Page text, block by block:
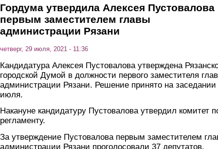
Гордума утвердила Алексея Пустовалова
первым заместителем главы
администрации Рязани
четверг, 29 июля, 2021 - 11:36
Кандидатура Алексея Пустовалова утверждена
городской Думой в должности первого заместителя
администрации Рязани. Решение принято на заседании
июля.
Накануне кандидатуру Пустовалова утвердил комитет
регламенту.
За утверждение Пустовалова первым заместителем
администрации Рязани проголосовали 37 депутатов,